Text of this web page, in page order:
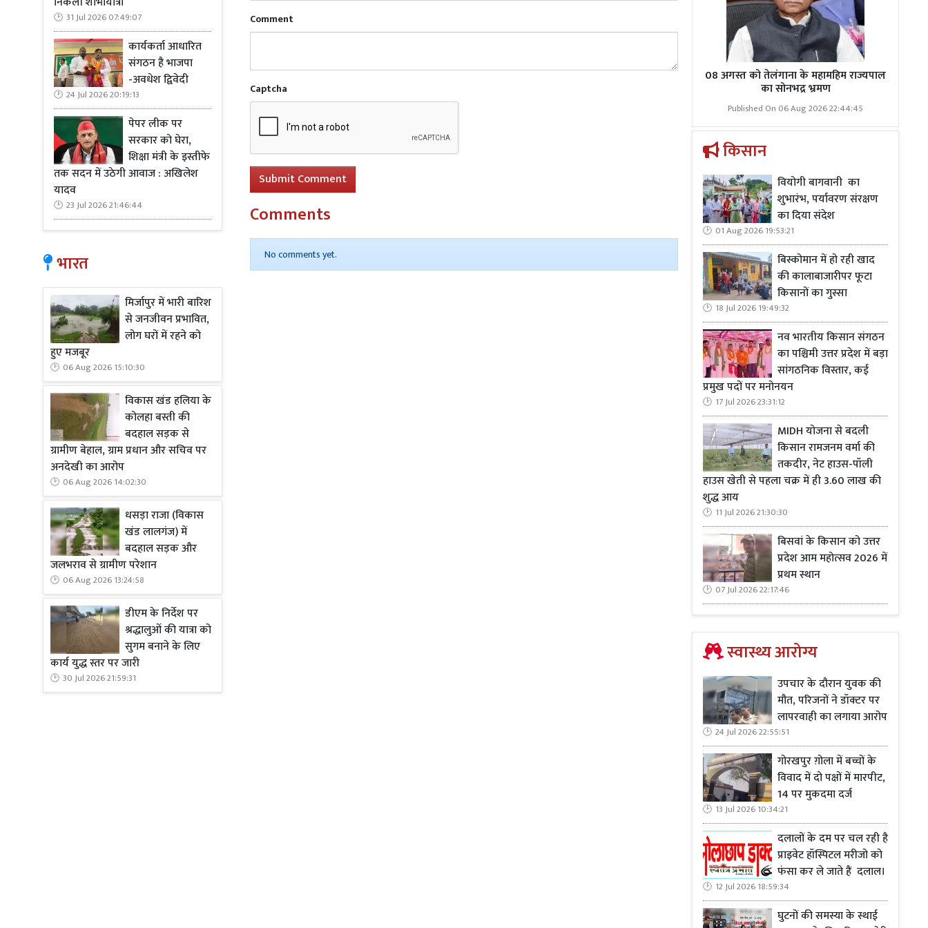
31 Jul 2026 07:49:07
कार्यकर्ता आधारित
संगठन है भाजपा
-अवधेश द्विवेदी
24 Jul 2026 20:19:13
पेपर लीक पर
सरकार को घेरा,
शिक्षा मंत्री के इस्तीफे
तक सदन में उठेगी आवाज : अखिलेश
यादव
23 Jul 2026 21:46:44
भारत
मिर्जापुर में भारी बारिश
से जनजीवन प्रभावित,
लोग घरों में रहने को
हुए मजबूर
06 Aug 2026 15:10:30
विकास खंड हलिया के
कोलहा बस्ती की
बदहाल सड़क से
ग्रामीण बेहाल, ग्राम प्रधान और सचिव पर
अनदेखी का आरोप
06 Aug 2026 14:02:30
धसड़ा राजा (विकास
खंड लालगंज) में
बदहाल सड़क और
जलभराव से ग्रामीण परेशान
06 Aug 2026 13:24:58
डीएम के निर्देश पर
श्रद्धालुओं की यात्रा को
सुगम बनाने के लिए
कार्य युद्ध स्तर पर जारी
30 Jul 2026 21:59:31
Comment
Captcha
Submit Comment
Comments
No comments yet.
08 अगस्त को तेलंगाना के महामहिम राज्यपाल
का सोनभद्र भ्रमण
Published On 06 Aug 2026 22:44:45
किसान
वियोगी बागवानी का
शुभारंभ, पर्यावरण संरक्षण
का दिया संदेश
01 Aug 2026 19:53:21
बिस्कोमान में हो रही खाद
की कालाबाजारीपर फूटा
किसानों का गुस्सा
18 Jul 2026 19:49:32
नव भारतीय किसान संगठन
का पश्चिमी उत्तर प्रदेश में बड़ा
सांगठनिक विस्तार, कई
प्रमुख पदों पर मनोनयन
17 Jul 2026 23:31:12
MIDH योजना से बदली
किसान रामजनम वर्मा की
तकदीर, नेट हाउस-पॉली
हाउस खेती से पहला चक्र में ही 3.60 लाख की
शुद्ध आय
11 Jul 2026 21:30:30
बिसवां के किसान को उत्तर
प्रदेश आम महोत्सव 2026 में
प्रथम स्थान
07 Jul 2026 22:17:46
स्वास्थ्य आरोग्य
उपचार के दौरान युवक की
मौत, परिजनों ने डॉक्टर पर
लापरवाही का लगाया आरोप
24 Jul 2026 22:55:51
गोरखपुर ग़ोला में बच्चों के
विवाद में दो पक्षों में मारपीट,
14 पर मुकदमा दर्ज
13 Jul 2026 10:34:21
दलालों के दम पर चल रही है
प्राइवेट हॉस्पिटल मरीजो को
फंसा कर ले जाते हैं दलाल।
12 Jul 2026 18:59:34
घुटनों की समस्या के स्थाई